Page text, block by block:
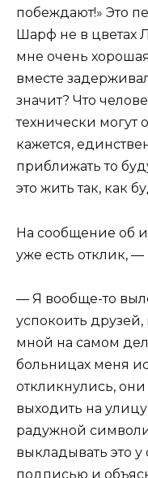
побеждают!» Это
Шарф не в цветах
мне очень
вместе
значит? Что
технически могут
кажется,
приближать то
это жить так, как
На сообщение об
уже есть отклик,
— Я вообще-то
успокоить друзей,
мной на самом
больницах меня
откликнулись,
выходить на
радужной
выкладывать это у
подписью и